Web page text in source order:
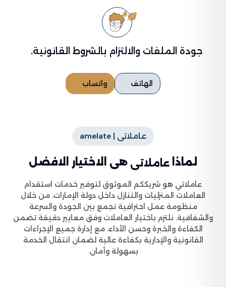
جودة الملفات والالتزام بالشروط القانونية.
الهاتف واتساب
عاملاتى | amelate
لماذا عاملاتى هى الاختيار الافضل
عاملاتي هو شريككم الموثوق لتوفير خدمات استقدام
العاملات المنزليات والتنازل داخل دولة الإمارات، من خلال
منظومة عمل احترافية تجمع بين الجودة والسرعة
والشفافية. نلتزم باختيار العاملات وفق معايير دقيقة تضمن
الكفاءة والخبرة وحسن الأداء، مع إدارة جميع الإجراءات
القانونية والإدارية بكفاءة عالية لضمان انتقال الخدمة
بسهولة وأمان.